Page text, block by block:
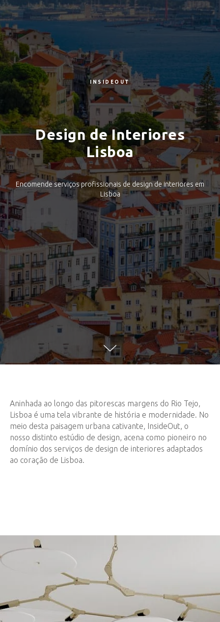
INSIDEOUT
Design de Interiores
Lisboa
Encomende serviços profissionais de design de interiores em
Lisboa
Aninhada ao longo das pitorescas margens do Rio Tejo,
Lisboa é uma tela vibrante de história e modernidade. No
meio desta paisagem urbana cativante, InsideOut, o
nosso distinto estúdio de design, acena como pioneiro no
domínio dos serviços de design de interiores adaptados
ao coração de Lisboa.